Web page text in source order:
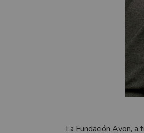
La Fundación Avon, a